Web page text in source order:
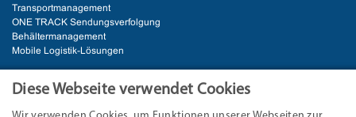
Transportmanagement
ONE TRACK Sendungsverfolgung
Behältermanagement
Mobile Logistik-Lösungen
BRANCHEN
Diese Webseite verwendet Cookies